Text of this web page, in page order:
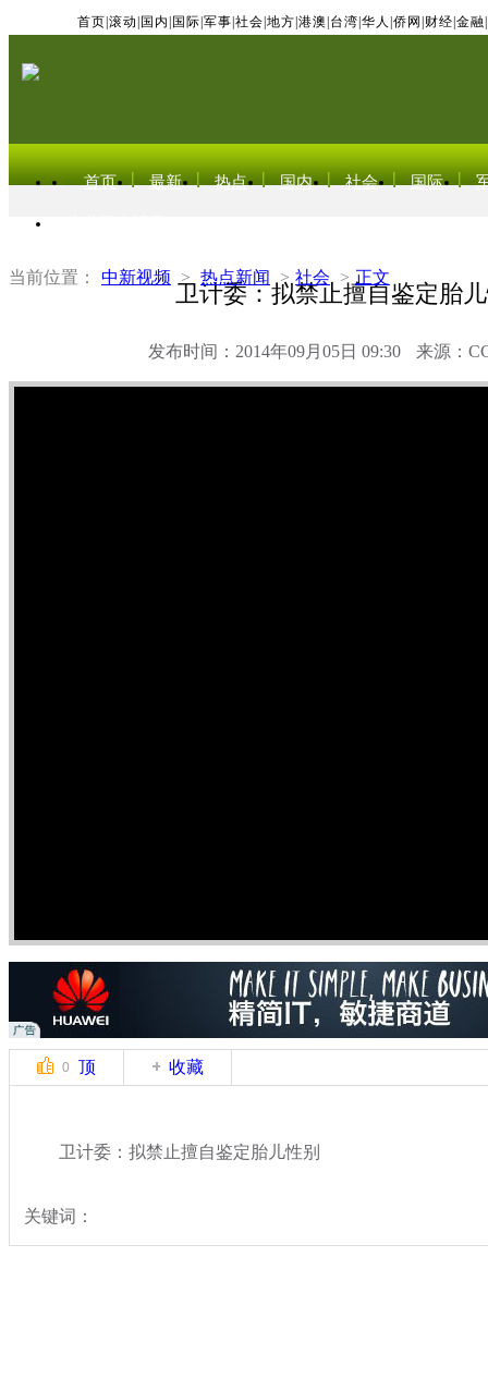
首页 滚动 国内 国际 军事 社会 地方 港澳 台湾 华人 侨网 财经 金融
首页 最新 热点 国内 社会 国际
当前位置： 中新视频 > 热点新闻 > 社会 > 正文
卫计委：拟禁止擅自鉴定胎
发布时间：2014年09月05日 09:30 来源：
0 顶 收藏
卫计委：拟禁止擅自鉴定胎儿性别
关键词：